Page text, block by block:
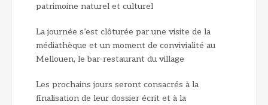
patrimoine naturel et culturel
La journée s’est clôturée par une visite de la
médiathèque et un moment de convivialité au
Mellouen, le bar-restaurant du village
Les prochains jours seront consacrés à la
finalisation de leur dossier écrit et à la